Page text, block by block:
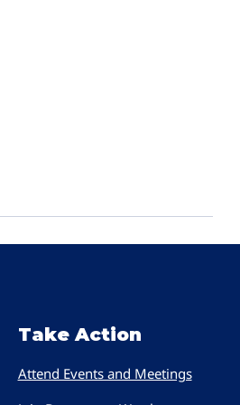
Take Action
Attend Events and Meetings